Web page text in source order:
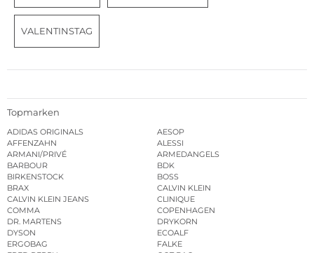
VALENTINSTAG
Topmarken
ADIDAS ORIGINALS
AESOP
AFFENZAHN
ALESSI
ARMANI/PRIVÉ
ARMEDANGELS
BARBOUR
BDK
BIRKENSTOCK
BOSS
BRAX
CALVIN KLEIN
CALVIN KLEIN JEANS
CLINIQUE
COMMA
COPENHAGEN
DR. MARTENS
DRYKORN
DYSON
ECOALF
ERGOBAG
FALKE